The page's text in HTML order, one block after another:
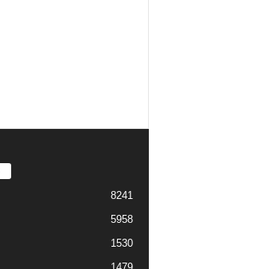
8241
5958
1530